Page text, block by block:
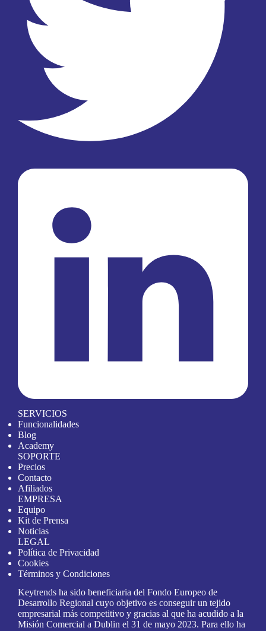
SERVICIOS
Funcionalidades
Blog
Academy
SOPORTE
Precios
Contacto
Afiliados
EMPRESA
Equipo
Kit de Prensa
Noticias
LEGAL
Política de Privacidad
Cookies
Términos y Condiciones
Keytrends ha sido beneficiaria del Fondo Europeo de
Desarrollo Regional cuyo objetivo es conseguir un tejido
empresarial más competitivo y gracias al que ha acudido a la
Misión Comercial a Dublin el 31 de mayo 2023. Para ello ha